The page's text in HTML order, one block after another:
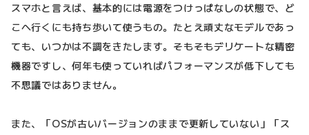
スマホと言えば、基本的には電源をつけっぱなしの状態で、ど
こへ行くにも持ち歩いて使うもの。たとえ頑丈なモデルであっ
ても、いつかは不調をきたします。そもそもデリケートな精密
機器ですし、何年も使っていればパフォーマンスが低下しても
不思議ではありません。
また、「OSが古いバージョンのままで更新していない」「ス